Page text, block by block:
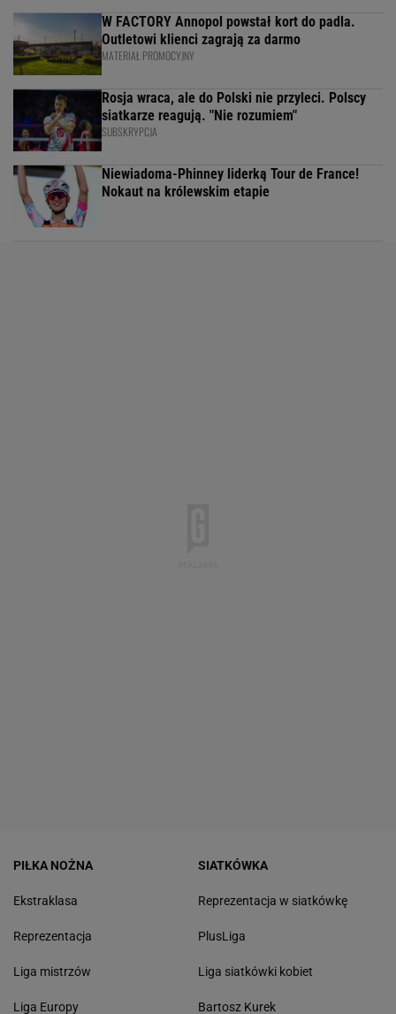
W FACTORY Annopol powstał kort do padla.
Outletowi klienci zagrają za darmo
MATERIAŁ PROMOCYJNY
Rosja wraca, ale do Polski nie przyleci. Polscy
siatkarze reagują. "Nie rozumiem"
SUBSKRYPCJA
Niewiadoma-Phinney liderką Tour de France!
Nokaut na królewskim etapie
PIŁKA NOŻNA
Ekstraklasa
Reprezentacja
Liga mistrzów
Liga Europy
SIATKÓWKA
Reprezentacja w siatkówkę
PlusLiga
Liga siatkówki kobiet
Bartosz Kurek